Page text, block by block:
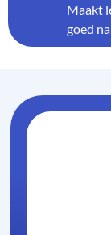
Maakt
goed